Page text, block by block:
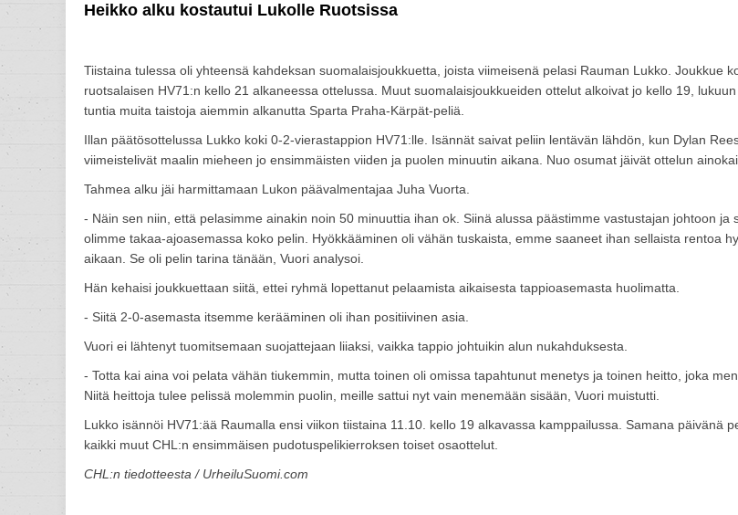
Heikko alku kostautui Lukolle Ruotsissa
Tiistaina tulessa oli yhteensä kahdeksan suomalaisjoukkuetta, joista viimeisenä pelasi Rauman Lukko. Joukkue
ruotsalaisen HV71:n kello 21 alkaneessa ottelussa. Muut suomalaisjoukkueiden ottelut alkoivat jo kello 19,
tuntia muita taistoja aiemmin alkanutta Sparta Praha-Kärpät-peliä.
Illan päätösottelussa Lukko koki 0-2-vierastappion HV71:lle. Isännät saivat peliin lentävän lähdön, kun Dylan
viimeistelivät maalin mieheen jo ensimmäisten viiden ja puolen minuutin aikana. Nuo osumat jäivät ottelun
Tahmea alku jäi harmittamaan Lukon päävalmentajaa Juha Vuorta.
- Näin sen niin, että pelasimme ainakin noin 50 minuuttia ihan ok. Siinä alussa päästimme vastustajan johtoon ja
olimme takaa-ajoasemassa koko pelin. Hyökkääminen oli vähän tuskaista, emme saaneet ihan sellaista rentoa
aikaan. Se oli pelin tarina tänään, Vuori analysoi.
Hän kehaisi joukkuettaan siitä, ettei ryhmä lopettanut pelaamista aikaisesta tappioasemasta huolimatta.
- Siitä 2-0-asemasta itsemme kerääminen oli ihan positiivinen asia.
Vuori ei lähtenyt tuomitsemaan suojattejaan liiaksi, vaikka tappio johtuikin alun nukahduksesta.
- Totta kai aina voi pelata vähän tiukemmin, mutta toinen oli omissa tapahtunut menetys ja toinen heitto, joka
Niitä heittoja tulee pelissä molemmin puolin, meille sattui nyt vain menemään sisään, Vuori muistutti.
Lukko isännöi HV71:ää Raumalla ensi viikon tiistaina 11.10. kello 19 alkavassa kamppailussa. Samana päivänä
kaikki muut CHL:n ensimmäisen pudotuspelikierroksen toiset osaottelut.
CHL:n tiedotteesta / UrheiluSuomi.com